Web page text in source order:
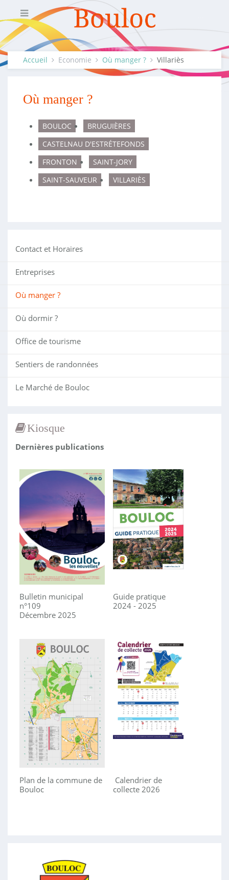
Accueil Economie Où manger ? Villariès
Où manger ?
BOULOC
BRUGUIÈRES
CASTELNAU D'ESTRÉTEFONDS
FRONTON
SAINT-JORY
SAINT-SAUVEUR
VILLARIÈS
Contact et Horaires
Entreprises
Où manger ?
Où dormir ?
Office de tourisme
Sentiers de randonnées
Le Marché de Bouloc
Kiosque
Dernières publications
Bulletin municipal
n°109
Décembre 2025
Guide pratique
2024 - 2025
Plan de la commune de
Bouloc
Calendrier de
collecte 2026